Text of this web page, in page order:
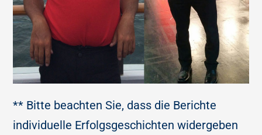
** Bitte beachten Sie, dass die Berichte
individuelle Erfolgsgeschichten widergeben